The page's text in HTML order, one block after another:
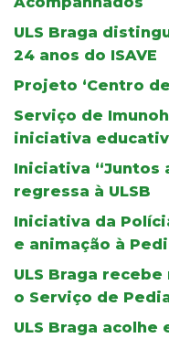
ULS Braga
24 anos do ISAVE
Projeto ‘Centro
Serviço de
iniciativa
Iniciativa “Juntos
regressa à ULSB
Iniciativa da
e animação à
ULS Braga
o Serviço de
ULS Braga acolhe